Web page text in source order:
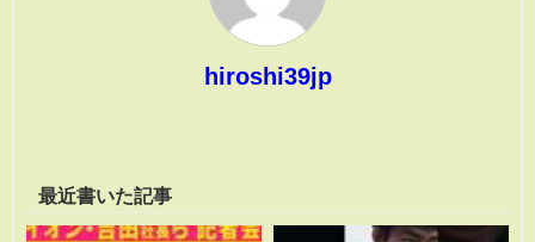
hiroshi39jp
最近書いた記事